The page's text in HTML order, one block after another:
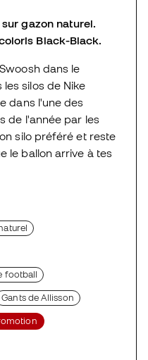
gazon naturel.
Black-Black.
dans le
les silos de Nike
dans l'une des
de l'année par les
silo préféré et reste
le ballon arrive à tes
football
Gants de Allisson